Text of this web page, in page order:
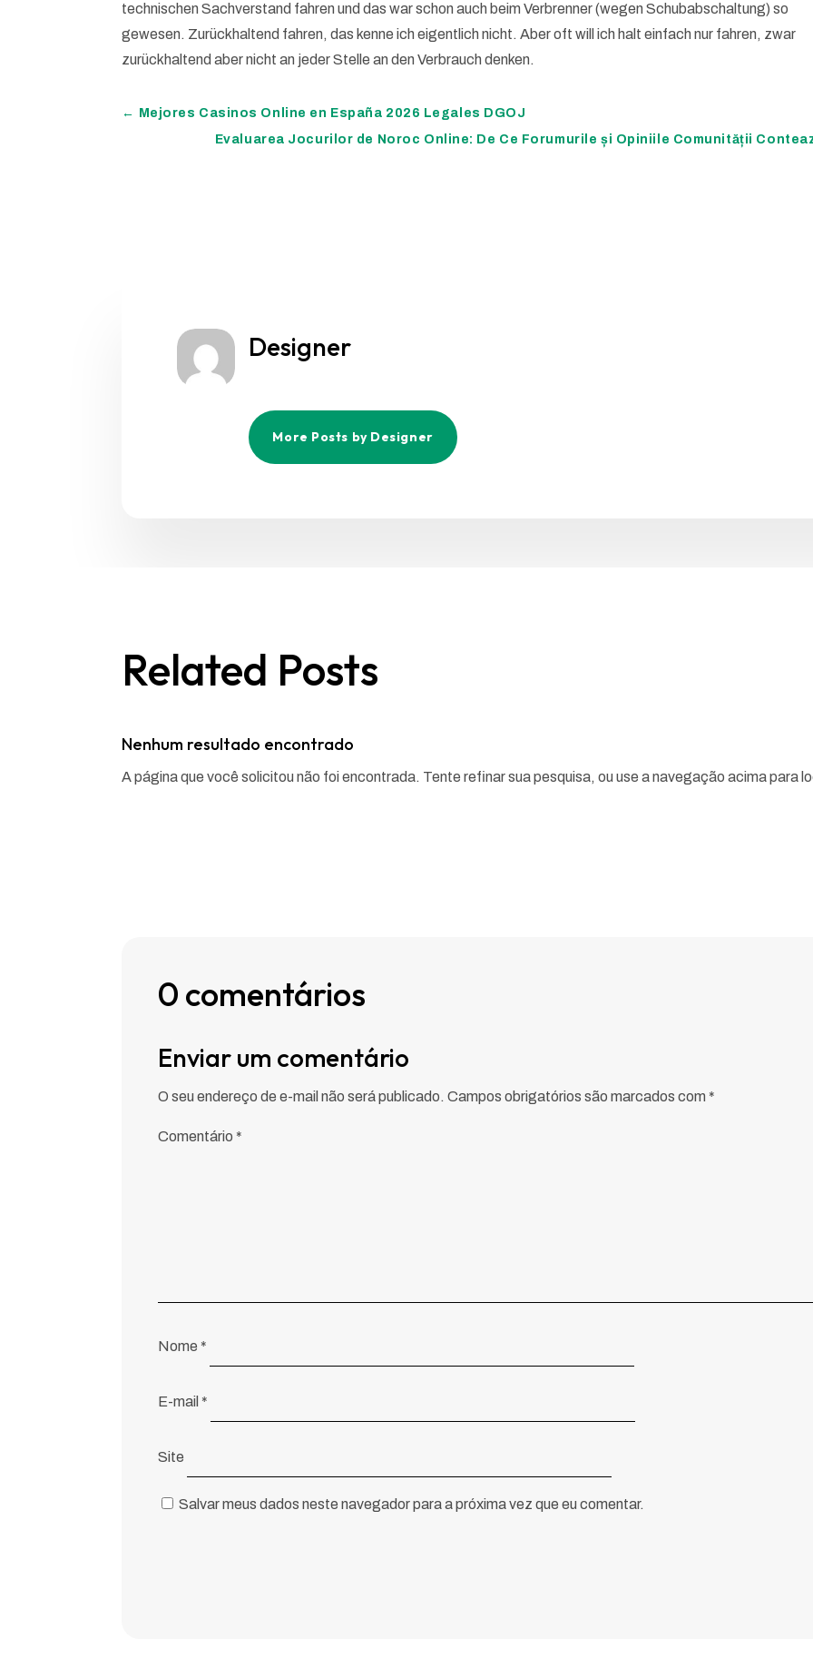
technischen Sachverstand fahren und das war schon auch beim Verbrenner (wegen Schubabschaltung) so
gewesen. Zurückhaltend fahren, das kenne ich eigentlich nicht. Aber oft will ich halt einfach nur fahren, zwar
zurückhaltend aber nicht an jeder Stelle an den Verbrauch denken.
←
Mejores Casinos Online en España 2026 Legales DGOJ
Evaluarea Jocurilor de Noroc Online: De Ce Forumurile și Opiniile Comunității
Designer
More Posts by Designer
Related Posts
Nenhum resultado encontrado
A página que você solicitou não foi encontrada. Tente refinar sua pesquisa, ou use a navegação acima para
0 comentários
Enviar um comentário
O seu endereço de e-mail não será publicado. Campos obrigatórios são marcados com *
Comentário *
Nome *
E-mail *
Site
Salvar meus dados neste navegador para a próxima vez que eu comentar.